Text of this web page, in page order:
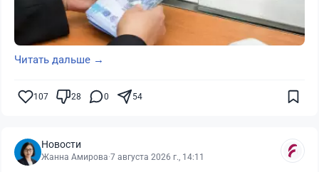
Читать дальше →
107 28 0 54
Новости
Жанна Амирова·7 августа 2026 г., 14:11